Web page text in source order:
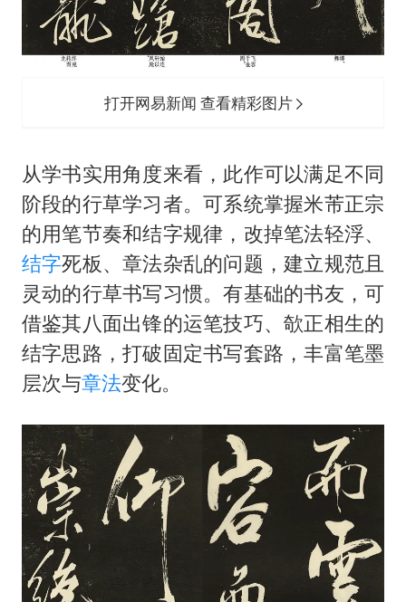
打开网易新闻 查看精彩图片
从学书实用角度来看，此作可以满足不同
阶段的行草学习者。可系统掌握米芾正宗
的用笔节奏和结字规律，改掉笔法轻浮、
结字死板、章法杂乱的问题，建立规范且
灵动的行草书写习惯。有基础的书友，可
借鉴其八面出锋的运笔技巧、欹正相生的
结字思路，打破固定书写套路，丰富笔墨
层次与章法变化。